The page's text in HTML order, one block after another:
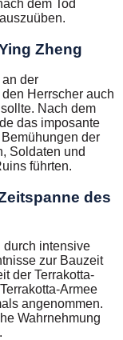
dem Tod
Zheng
der
Herrscher auch
Nach dem
das imposante
der
Soldaten und
führten.
des
durch intensive
zur Bauzeit
der Terrakotta-
Armee
angenommen.
Wahrnehmung